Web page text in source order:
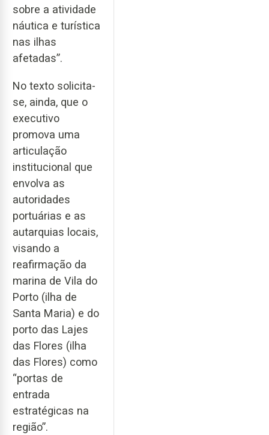
sobre a atividade
náutica e turística
nas ilhas
afetadas”.
No texto solicita-
se, ainda, que o
executivo
promova uma
articulação
institucional que
envolva as
autoridades
portuárias e as
autarquias locais,
visando a
reafirmação da
marina de Vila do
Porto (ilha de
Santa Maria) e do
porto das Lajes
das Flores (ilha
das Flores) como
“portas de
entrada
estratégicas na
região”.